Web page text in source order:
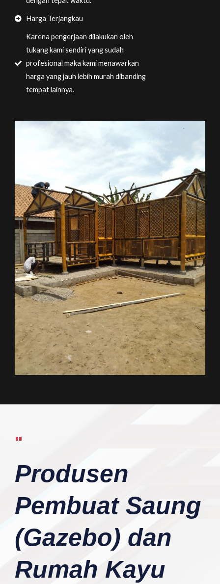
Harga Terjangkau
Karena pengerjaan dilakukan oleh
tukang kami sendiri yang sudah
profesional maka kami menawarkan
harga yang jauh lebih murah dibanding
tempat lainnya.
"
Produsen
Pembuat Saung
(Gazebo) dan
Rumah Kayu